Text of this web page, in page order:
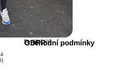
Sociální sítě
GDPR
Obchodní podmínky